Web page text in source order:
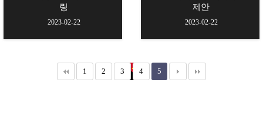
링
2023-02-22
제안
2023-02-22
1 2 3 4 5